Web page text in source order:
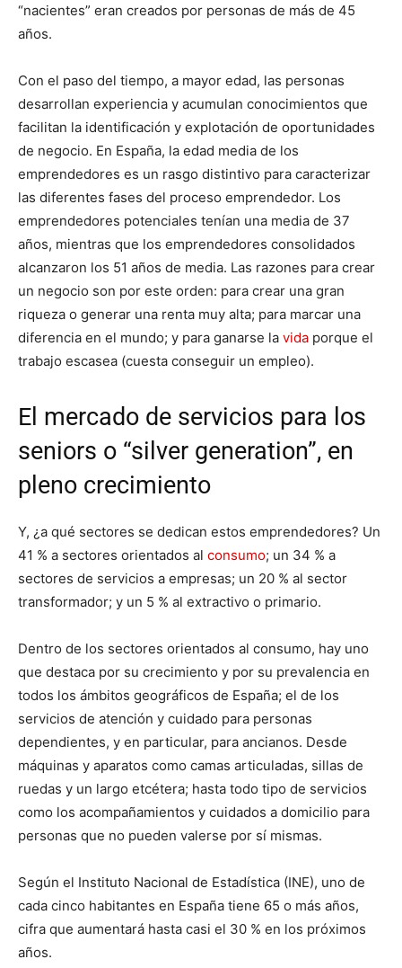
“nacientes” eran creados por personas de más de 45
años.
Con el paso del tiempo, a mayor edad, las personas
desarrollan experiencia y acumulan conocimientos que
facilitan la identificación y explotación de oportunidades
de negocio. En España, la edad media de los
emprendedores es un rasgo distintivo para caracterizar
las diferentes fases del proceso emprendedor. Los
emprendedores potenciales tenían una media de 37
años, mientras que los emprendedores consolidados
alcanzaron los 51 años de media. Las razones para crear
un negocio son por este orden: para crear una gran
riqueza o generar una renta muy alta; para marcar una
diferencia en el mundo; y para ganarse la vida porque el
trabajo escasea (cuesta conseguir un empleo).
El mercado de servicios para los
seniors o “silver generation”, en
pleno crecimiento
Y, ¿a qué sectores se dedican estos emprendedores? Un
41 % a sectores orientados al consumo; un 34 % a
sectores de servicios a empresas; un 20 % al sector
transformador; y un 5 % al extractivo o primario.
Dentro de los sectores orientados al consumo, hay uno
que destaca por su crecimiento y por su prevalencia en
todos los ámbitos geográficos de España; el de los
servicios de atención y cuidado para personas
dependientes, y en particular, para ancianos. Desde
máquinas y aparatos como camas articuladas, sillas de
ruedas y un largo etcétera; hasta todo tipo de servicios
como los acompañamientos y cuidados a domicilio para
personas que no pueden valerse por sí mismas.
Según el Instituto Nacional de Estadística (INE), uno de
cada cinco habitantes en España tiene 65 o más años,
cifra que aumentará hasta casi el 30 % en los próximos
años.